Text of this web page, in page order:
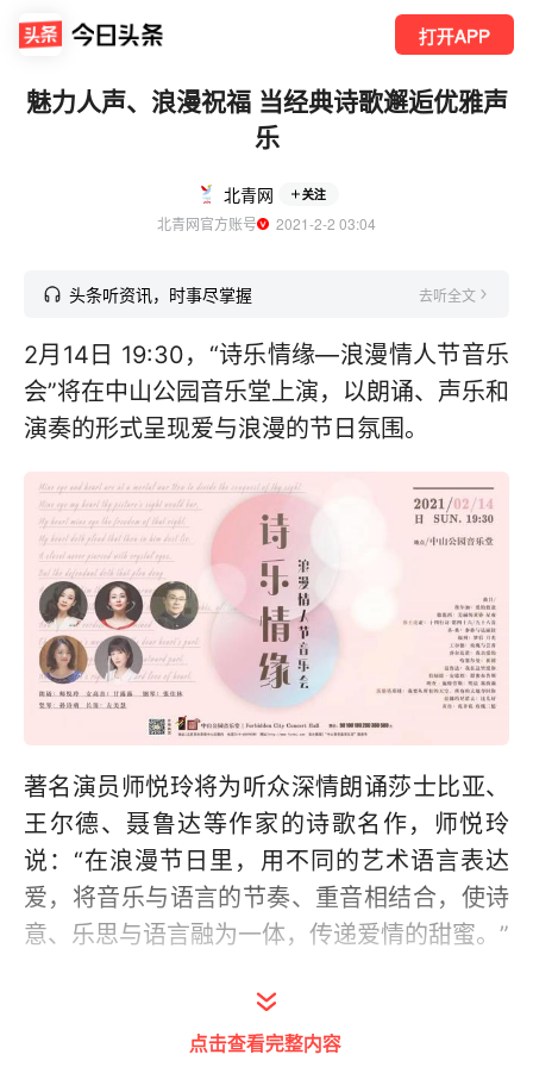
打开APP
魅力人声、浪漫祝福 当经典诗歌邂逅优雅声
乐
北青网 关注
北青网官方账号
  2021-2-2 03:04
头条听资讯，时事尽掌握 去听全文
2月14日 19:30，“诗乐情缘—浪漫情人节音乐
会”将在中山公园音乐堂上演，以朗诵、声乐和
演奏的形式呈现爱与浪漫的节日氛围。
著名演员师悦玲将为听众深情朗诵莎士比亚、
王尔德、聂鲁达等作家的诗歌名作，师悦玲
说：“在浪漫节日里，用不同的艺术语言表达
爱，将音乐与语言的节奏、重音相结合，使诗
意、乐思与语言融为一体，传递爱情的甜蜜。”
钢琴演奏家张佳林、女高音歌唱家甘露露表
示：“艺术歌曲的特质就是诗、歌、琴的交融，
点击查看完整内容